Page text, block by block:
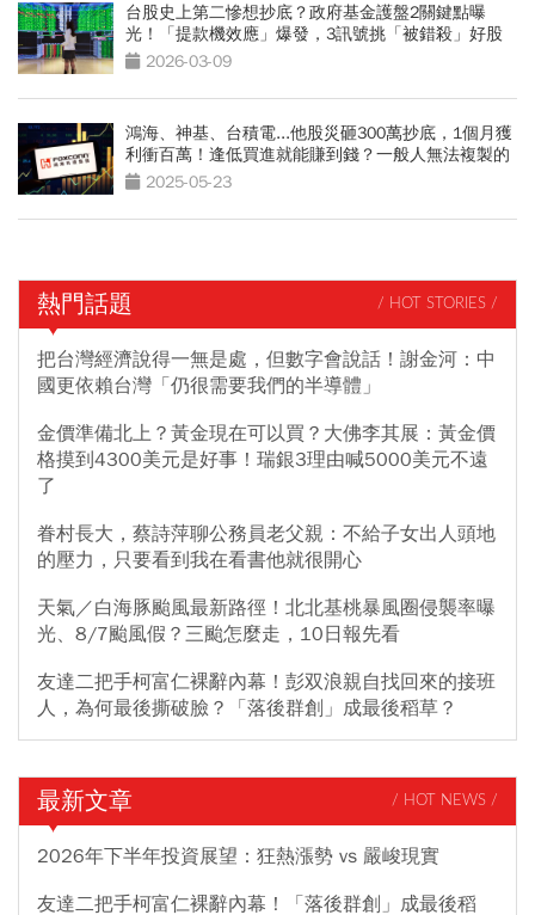
台股史上第二慘想抄底？政府基金護盤2關鍵點曝
光！「提款機效應」爆發，3訊號挑「被錯殺」好股
2026-03-09
鴻海、神基、台積電...他股災砸300萬抄底，1個月獲
利衝百萬！逢低買進就能賺到錢？一般人無法複製的
3個原因
2025-05-23
熱門話題 / HOT STORIES /
把台灣經濟說得一無是處，但數字會說話！謝金河：中
國更依賴台灣「仍很需要我們的半導體」
金價準備北上？黃金現在可以買？大佛李其展：黃金價
格摸到4300美元是好事！瑞銀3理由喊5000美元不遠
了
眷村長大，蔡詩萍聊公務員老父親：不給子女出人頭地
的壓力，只要看到我在看書他就很開心
天氣／白海豚颱風最新路徑！北北基桃暴風圈侵襲率曝
光、8/7颱風假？三颱怎麼走，10日報先看
友達二把手柯富仁裸辭內幕！彭双浪親自找回來的接班
人，為何最後撕破臉？「落後群創」成最後稻草？
最新文章 / HOT NEWS /
2026年下半年投資展望：狂熱漲勢 vs 嚴峻現實
友達二把手柯富仁裸辭內幕！「落後群創」成最後稻